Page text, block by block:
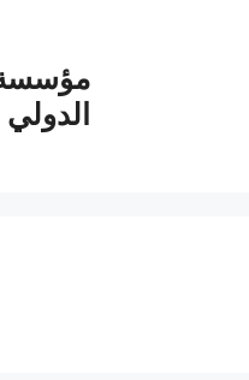
الدولي